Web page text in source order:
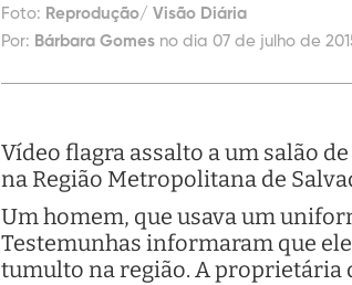
Foto: Reprodução/ Visão Diária
Por: Bárbara Gomes no dia 07 de julho de
Vídeo flagra assalto a um salão
na Região Metropolitana de
Um homem, que usava um
Testemunhas informaram que
tumulto na região. A proprietária